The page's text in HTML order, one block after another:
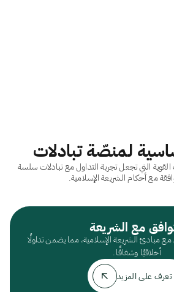
لمنصّة تبادلات
التي تجعل تجربة التداول مع تبادلات سلسة
مع أحكام الشريعة الإسلامية.
مع الشريعة
مبادئ الشريعة الإسلامية، مما يضمن تداولًا
أخلاقيًا وشفافًا.
تعرف على المزيد